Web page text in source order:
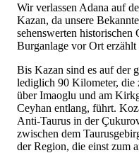
Wir verlassen Adana auf
Kazan, da unsere
sehenswerten historischen
Burganlage vor Ort erzählt
Bis Kazan sind es auf der
lediglich 90 Kilometer, die
über Imaoglu und am
Ceyhan entlang, führt.
Anti-Taurus in der
zwischen dem
der Region, die einst zum